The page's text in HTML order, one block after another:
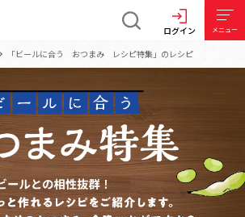
ログイン メニュー
「ビールに合う おつまみ レシピ特集」のレシピ